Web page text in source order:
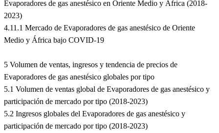
Evaporadores de gas anestésico en Oriente Medio y África (2018-
2023)
4.11.1 Mercado de Evaporadores de gas anestésico de Oriente
Medio y África bajo COVID-19
5 Volumen de ventas, ingresos y tendencia de precios de
Evaporadores de gas anestésico globales por tipo
5.1 Volumen de ventas global de Evaporadores de gas anestésico y
participación de mercado por tipo (2018-2023)
5.2 Ingresos globales del Evaporadores de gas anestésico y
participación de mercado por tipo (2018-2023)